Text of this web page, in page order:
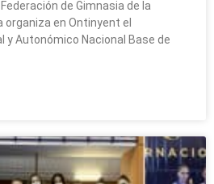
de Gimnasia de la
organiza en Ontinyent el
y Autonómico Nacional Base de